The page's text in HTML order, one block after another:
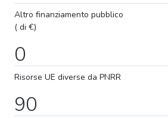
Altro finanziamento pubblico
( di €)
0
Risorse UE diverse da PNRR
90